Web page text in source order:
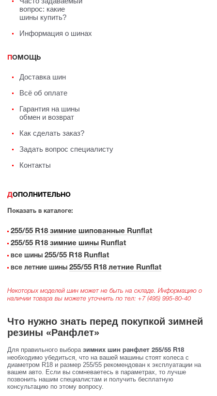
вопрос: какие
шины купить?
Информация о шинах
ПОМОЩЬ
Доставка шин
Всё об оплате
Гарантия на шины
обмен и возврат
Как сделать заказ?
Задать вопрос специалисту
Контакты
ДОПОЛНИТЕЛЬНО
Показать в каталоге:
255/55 R18 зимние шипованные Runflat
255/55 R18 зимние шины Runflat
все шины 255/55 R18 Runflat
все летние шины 255/55 R18 летние Runflat
Некоторых моделей шин может не быть на складе. Информацию о
наличии товара вы можете уточнить по тел: +7 (495) 995-80-40
Что нужно знать перед покупкой зимней
резины «Ранфлет»
Для правильного выбора зимних шин ранфлет 255/55 R18
необходимо убедиться, что на вашей машины стоят колеса с
диаметром R18 и размер 255/55 рекомендован к эксплуатации на
вашем авто. Если вы сомневаетесь в параметрах, то лучше
позвонить нашим специалистам и получить бесплатную
консультацию по этому вопросу.